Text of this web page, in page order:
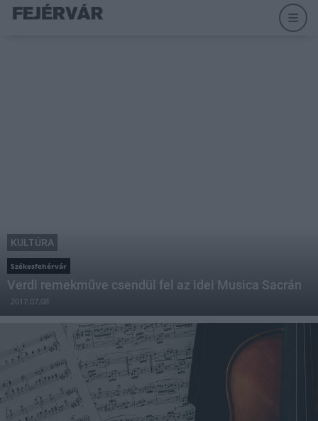
KULTÚRA
Székesfehérvár
Verdi remekműve csendül fel az idei Musica Sacrán
2017.07.08